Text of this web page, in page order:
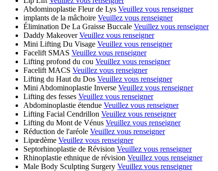
Abdominoplastie Fleur de Lys Veuillez vous renseigner
implants de la mâchoire Veuillez vous renseigner
Élimination De La Graisse Buccale Veuillez vous renseigner
Daddy Makeover Veuillez vous renseigner
Mini Lifting Du Visage Veuillez vous renseigner
Facelift SMAS Veuillez vous renseigner
Lifting profond du cou Veuillez vous renseigner
Facelift MACS Veuillez vous renseigner
Lifting du Haut du Dos Veuillez vous renseigner
Mini Abdominoplastie Inverse Veuillez vous renseigner
Lifting des fesses Veuillez vous renseigner
Abdominoplastie étendue Veuillez vous renseigner
Lifting Facial Cendrillon Veuillez vous renseigner
Lifting du Mont de Vénus Veuillez vous renseigner
Réduction de l'aréole Veuillez vous renseigner
Lipœdème Veuillez vous renseigner
Septorhinoplastie de Révision Veuillez vous renseigner
Rhinoplastie ethnique de révision Veuillez vous renseigner
Male Body Sculpting Surgery Veuillez vous renseigner